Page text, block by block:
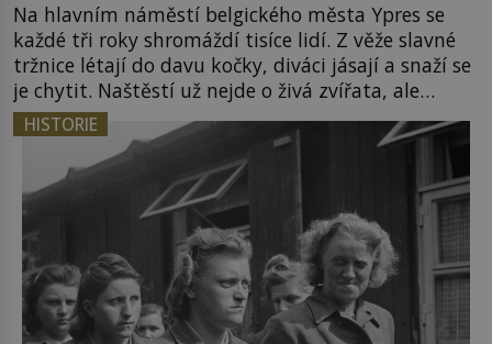
Na hlavním náměstí belgického města Ypres se
každé tři roky shromáždí tisíce lidí. Z věže slavné
tržnice létají do davu kočky, diváci jásají a snaží se
je chytit. Naštěstí už nejde o živá zvířata, ale
jenom o plyšové suvenýry. Kdysi to ale bylo jinak.
Tato veselá podívaná připomíná jeden z
nejpodivnějších a zároveň nejkrutějších zvyků […]
HISTORIE